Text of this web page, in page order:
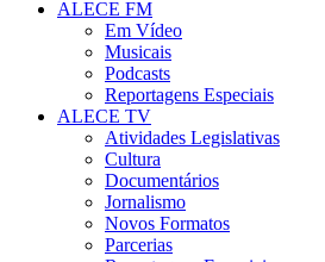
ALECE FM
Em Vídeo
Musicais
Podcasts
Reportagens Especiais
ALECE TV
Atividades Legislativas
Cultura
Documentários
Jornalismo
Novos Formatos
Parcerias